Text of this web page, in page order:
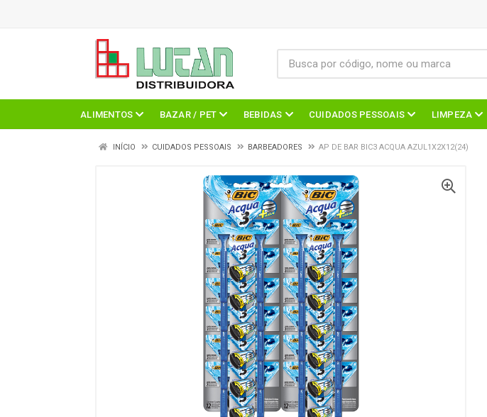
ALIMENTOS BAZAR / PET BEBIDAS CUIDADOS PESSOAIS LIMPEZA
INÍCIO CUIDADOS PESSOAIS BARBEADORES AP DE BAR BIC3 ACQUA AZUL1X2X12(24)